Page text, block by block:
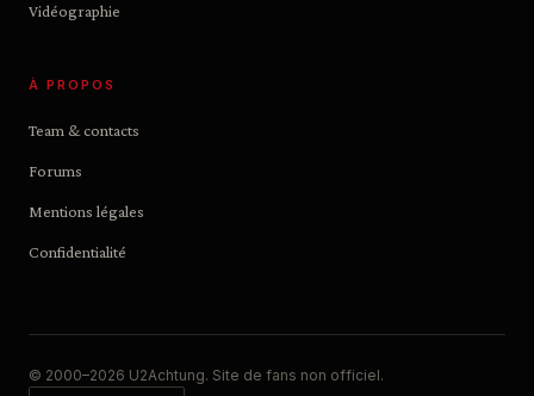
Vidéographie
À PROPOS
Team & contacts
Forums
Mentions légales
Confidentialité
© 2000–2026 U2Achtung. Site de fans non officiel.